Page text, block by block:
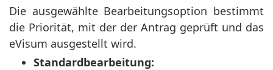
Die ausgewählte Bearbeitungsoption bestimmt
die Priorität, mit der der Antrag geprüft und das
eVisum ausgestellt wird.
Standardbearbeitung: